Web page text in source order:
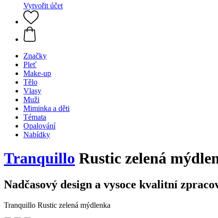
Vytvořit účet
Značky
Pleť
Make-up
Tělo
Vlasy
Muži
Miminka a děti
Témata
Opalování
Nabídky
Tranquillo Rustic zelená
Nadčasový design a vysoce kvalitní
Tranquillo Rustic zelená mýdlenka